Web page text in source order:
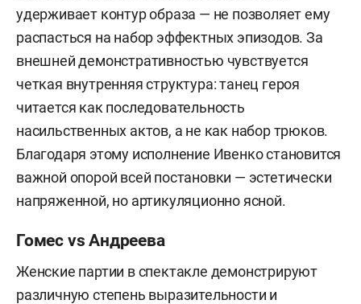
удерживает контур образа — не позволяет ему
распасться на набор эффектных эпизодов. За
внешней демонстративностью чувствуется
четкая внутренняя структура: танец героя
читается как последовательность
насильственных актов, а не как набор трюков.
Благодаря этому исполнение Ивенко становится
важной опорой всей постановки — эстетически
напряженной, но артикуляционно ясной.
Гомес vs Андреева
Женские партии в спектакле демонстрируют
различную степень выразительности и